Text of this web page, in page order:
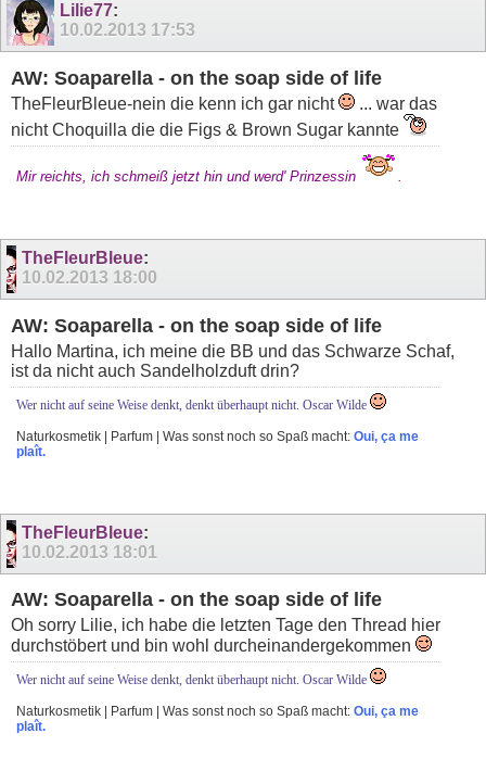
Lilie77:
10.02.2013 17:53
AW: Soaparella - on the soap side of life
TheFleurBleue-nein die kenn ich gar nicht
... war das
nicht Choquilla die die Figs & Brown Sugar kannte
Mir reichts, ich schmeiß jetzt hin und werd' Prinzessin .
TheFleurBleue:
10.02.2013 18:00
AW: Soaparella - on the soap side of life
Hallo Martina, ich meine die BB und das Schwarze Schaf,
ist da nicht auch Sandelholzduft drin?
Wer nicht auf seine Weise denkt, denkt überhaupt nicht. Oscar Wilde
Naturkosmetik | Parfum | Was sonst noch so Spaß macht: Oui, ça me
plaît.
TheFleurBleue:
10.02.2013 18:01
AW: Soaparella - on the soap side of life
Oh sorry Lilie, ich habe die letzten Tage den Thread hier
durchstöbert und bin wohl durcheinandergekommen
Wer nicht auf seine Weise denkt, denkt überhaupt nicht. Oscar Wilde
Naturkosmetik | Parfum | Was sonst noch so Spaß macht: Oui, ça me
plaît.